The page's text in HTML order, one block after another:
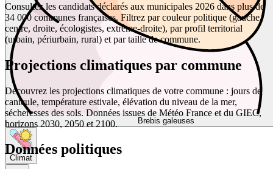
Brebis galeuses
Climat
Consultez les candidats déclarés aux municipales 2026 dans plus de
34 000 communes françaises. Filtrez par couleur politique (gauche,
centre, droite, écologistes, extrême-droite), par profil territorial
(urbain, périurbain, rural) et par taille de commune.
Projections climatiques par commune
Découvrez les projections climatiques de votre commune : jours de
canicule, température estivale, élévation du niveau de la mer,
sécheresses des sols. Données issues de Météo France et du GIEC,
horizons 2030, 2050 et 2100.
Données politiques